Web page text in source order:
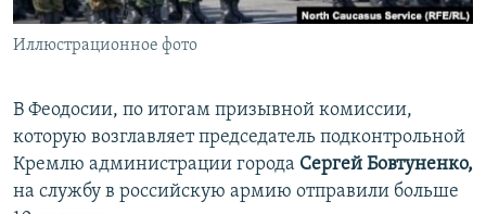
ELIFBE
УКРАИНСКАЯ ПРОБЛЕМА КРЫМА
Иллюстрационное фото
В Феодосии, по итогам призывной комиссии,
которую возглавляет председатель подконтрольной
Кремлю администрации города Сергей Бовтуненко,
на службу в российскую армию отправили больше